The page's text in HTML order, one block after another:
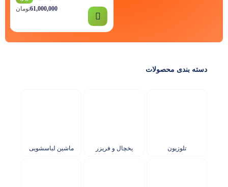
61,000,000تومان
دسته بندی محصولات
تلوزیون یخچال و فریزر ماشین لباسشویی